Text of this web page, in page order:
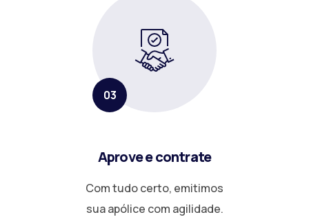
03
Aprove e contrate
Com tudo certo, emitimos
sua apólice com agilidade.